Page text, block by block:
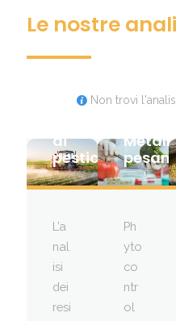
Le nostre
Non trovi
di
pesticidi
L’a
nal
isi
dei
resi
Metalli
Ph
yto
co
ntr
ol